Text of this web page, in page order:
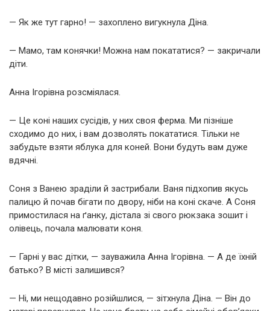
— Як же тут гарно! — захоплено вигукнула Діна.
— Мамо, там конячки! Можна нам покататися? — закричали
діти.
Анна Ігорівна розсміялася.
— Це коні наших сусідів, у них своя ферма. Ми пізніше
сходимо до них, і вам дозволять покататися. Тільки не
забудьте взяти яблука для коней. Вони будуть вам дуже
вдячні.
Соня з Ванею зраділи й застрибали. Ваня підхопив якусь
палицю й почав бігати по двору, ніби на коні скаче. А Соня
примостилася на ґанку, дістала зі свого рюкзака зошит і
олівець, почала малювати коня.
— Гарні у вас дітки, — зауважила Анна Ігорівна. — А де їхній
батько? В місті залишився?
— Ні, ми нещодавно розійшлися, — зітхнула Діна. — Він до